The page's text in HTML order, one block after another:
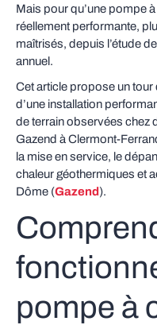
Mais pour qu’une pompe
réellement performante,
maîtrisés, depuis l’étude
annuel.
Cet article propose un
d’une installation
de terrain observées chez
Gazend à Clermont-
la mise en service, le
chaleur géothermiques et
Dôme (Gazend).
pompe à